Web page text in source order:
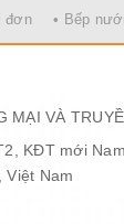
dấm hoặc
đơn • Bếp
MẠI VÀ
KĐT mới
Việt Nam